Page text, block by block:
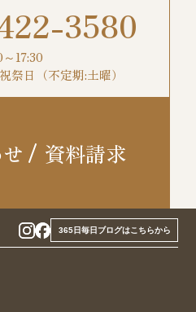
3580
17:30
祭日（不定期:土曜）
資料請求
365日毎日ブログはこちらから